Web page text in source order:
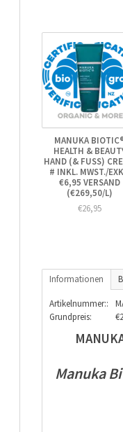
MANUKA
HEALTH &
HAND (& FUSS)
INKL. MWST./
6,95 VERSAND (
€269,50/L)
€26,95
Informationen
Artikelnummer::
Grundpreis:
Manuka